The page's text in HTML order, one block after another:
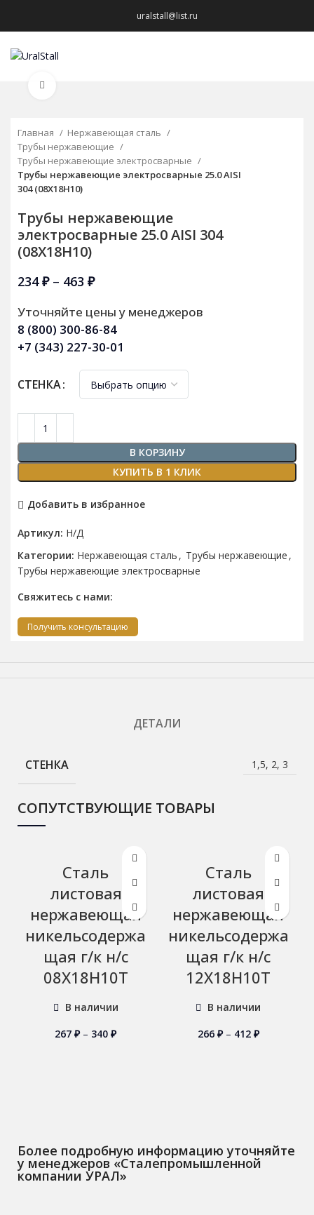
uralstall@list.ru
Главная
Нержавеющая сталь
Трубы нержавеющие
Трубы нержавеющие электросварные
Трубы нержавеющие электросварные 25.0 AISI
304 (08Х18Н10)
Трубы нержавеющие
электросварные 25.0 AISI 304
(08Х18Н10)
234₽ – 463 ₽
Уточняйте цены у менеджеров
8 (800) 300-86-84
+7 (343) 227-30-01
СТЕНКА
В КОРЗИНУ
КУПИТЬ В 1 КЛИК
Добавить в избранное
Артикул: Н/Д
Категории: Нержавеющая сталь , Трубы нержавеющие ,
Трубы нержавеющие электросварные
Свяжитесь с нами:
Получить консультацию
ДЕТАЛИ
СТЕНКА 1,5, 2, 3
СОПУТСТВУЮЩИЕ ТОВАРЫ
Сталь
листовая
нержавеющая
никельсодержа
щая г/к н/с
08Х18Н10Т
В наличии
267 ₽ – 340 ₽
Сталь
листовая
нержавеющая
никельсодержа
щая г/к н/с
12Х18Н10Т
В наличии
266 ₽ – 412 ₽
Более подробную информацию уточняйте
у менеджеров «Сталепромышленной
компании УРАЛ»